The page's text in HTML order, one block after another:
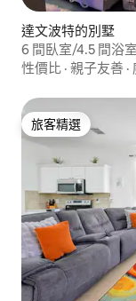
達文波特的別墅
6 間臥室/4.5 間浴
Pad
性價比 · 親子友善 ·
旅客精選
旅客精選